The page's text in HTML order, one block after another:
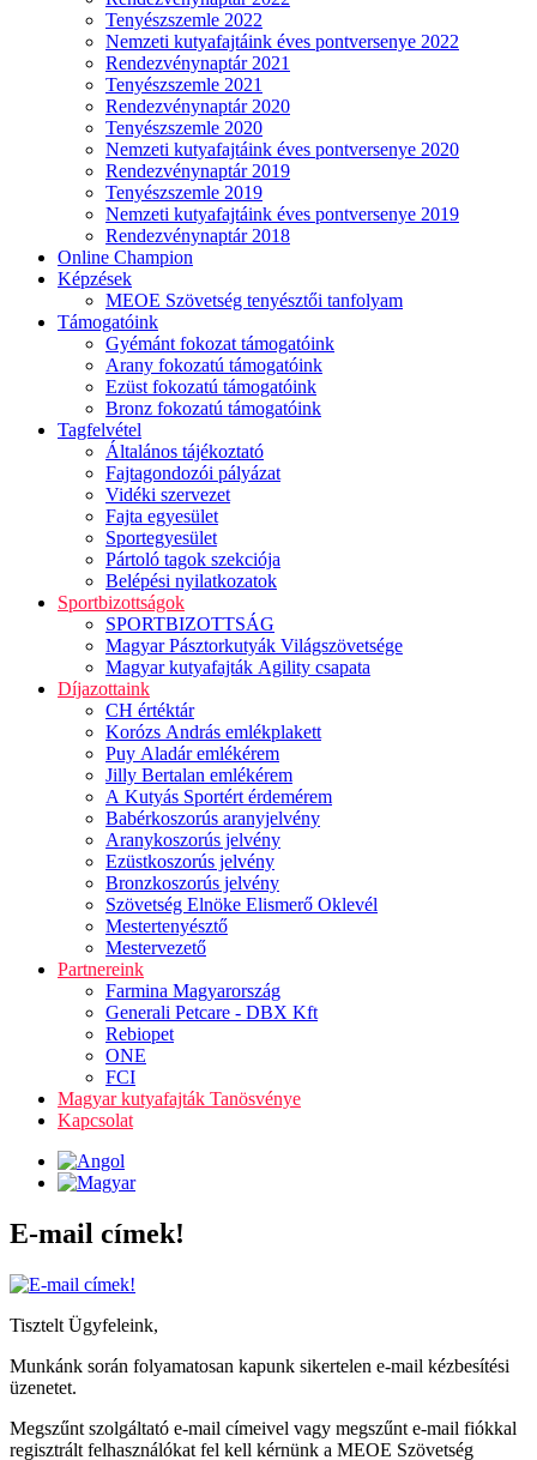
Tenyészszemle 2022
Nemzeti kutyafajtáink éves pontversenye 2022
Rendezvénynaptár 2021
Tenyészszemle 2021
Rendezvénynaptár 2020
Tenyészszemle 2020
Nemzeti kutyafajtáink éves pontversenye 2020
Rendezvénynaptár 2019
Tenyészszemle 2019
Nemzeti kutyafajtáink éves pontversenye 2019
Rendezvénynaptár 2018
Online Champion
Képzések
MEOE Szövetség tenyésztői tanfolyam
Támogatóink
Gyémánt fokozat támogatóink
Arany fokozatú támogatóink
Ezüst fokozatú támogatóink
Bronz fokozatú támogatóink
Tagfelvétel
Általános tájékoztató
Fajtagondozói pályázat
Vidéki szervezet
Fajta egyesület
Sportegyesület
Pártoló tagok szekciója
Belépési nyilatkozatok
Sportbizottságok
SPORTBIZOTTSÁG
Magyar Pásztorkutyák Világszövetsége
Magyar kutyafajták Agility csapata
Díjazottaink
CH értéktár
Korózs András emlékplakett
Puy Aladár emlékérem
Jilly Bertalan emlékérem
A Kutyás Sportért érdemérem
Babérkoszorús aranyjelvény
Aranykoszorús jelvény
Ezüstkoszorús jelvény
Bronzkoszorús jelvény
Szövetség Elnöke Elismerő Oklevél
Mestertenyésztő
Mestervezető
Partnereink
Farmina Magyarország
Generali Petcare - DBX Kft
Rebiopet
ONE
FCI
Magyar kutyafajták Tanösvénye
Kapcsolat
E-mail címek!
Tisztelt Ügyfeleink,
Munkánk során folyamatosan kapunk sikertelen e-mail kézbesítési
üzenetet.
Megszűnt szolgáltató e-mail címeivel vagy megszűnt e-mail fiókkal
regisztrált felhasználókat fel kell kérnünk a MEOE Szövetség